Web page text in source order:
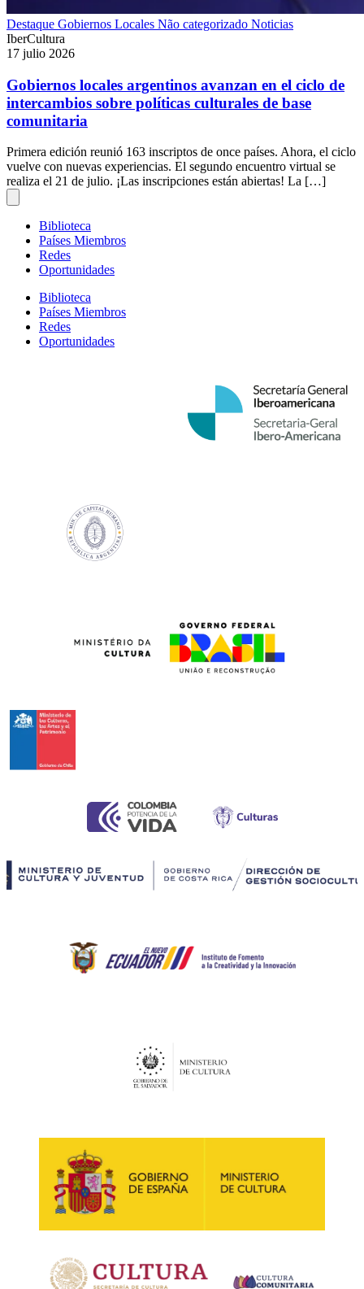
Destaque Gobiernos Locales Não categorizado Noticias
IberCultura
17 julio 2026
Gobiernos locales argentinos avanzan en el ciclo de
intercambios sobre políticas culturales de base
comunitaria
Primera edición reunió 163 inscriptos de once países. Ahora, el ciclo
vuelve con nuevas experiencias. El segundo encuentro virtual se
realiza el 21 de julio. ¡Las inscripciones están abiertas! La […]
Biblioteca
Países Miembros
Redes
Oportunidades
Biblioteca
Países Miembros
Redes
Oportunidades